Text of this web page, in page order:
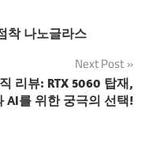
착 나노글라스
Next Post
리뷰: RTX 5060 탑재,
AI를 위한 궁극의 선택!